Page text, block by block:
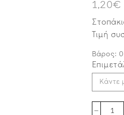
1,20€
Τιμή
Βάρος: